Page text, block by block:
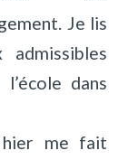
Je lis
dans
hier me fait